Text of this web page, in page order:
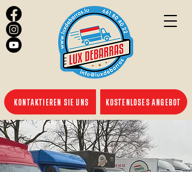
KONTAKTIEREN SIE UNS KOSTENLOSES ANGEBOT